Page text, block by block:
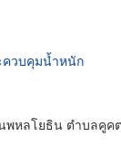
วบคุมน้ำหนัก
พหลโยธิน ตำบลคูค